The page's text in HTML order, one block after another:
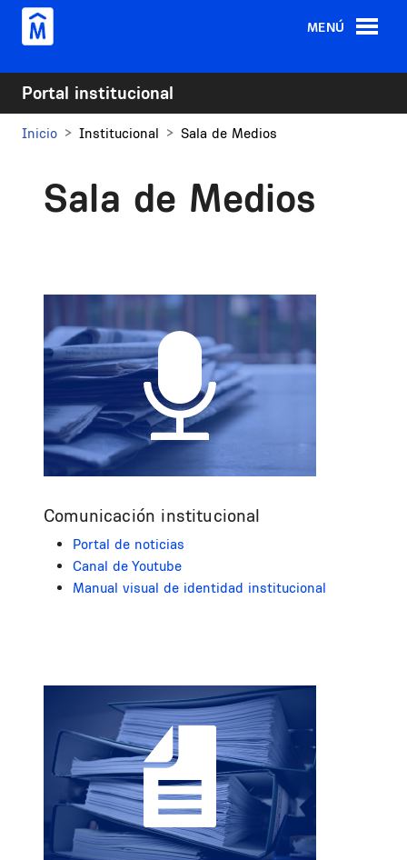
Pasar al contenido principal
MENÚ
Portal institucional
Inicio Institucional Sala de Medios
Sala de Medios
Comunicación institucional
Portal de noticias
Canal de Youtube
Manual visual de identidad institucional